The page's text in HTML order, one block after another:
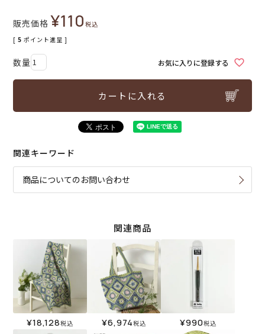
販売価格 ¥110税込
[ 5 ポイント進呈 ]
お気に入りに登録する
カートに入れる
関連キーワード
商品についてのお問い合わせ
関連商品
¥18,128税込 ¥6,974税込 ¥990税込